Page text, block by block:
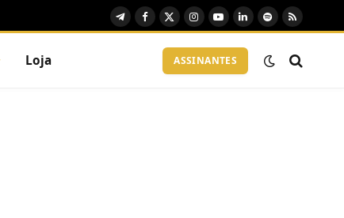
TelegramFacebook
X
Instagram
YouTubeLinkedIn
Spotify
RSS
Loja ASSINANTES